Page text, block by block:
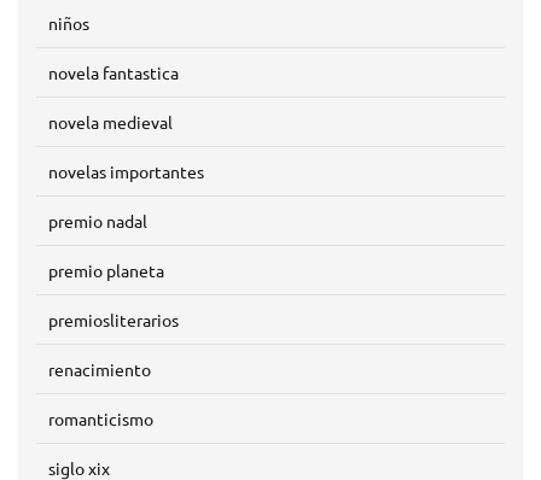
niños
novela fantastica
novela medieval
novelas importantes
premio nadal
premio planeta
premiosliterarios
renacimiento
romanticismo
siglo xix